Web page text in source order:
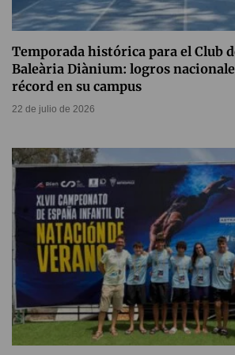
Temporada histórica para el Club
Baleària Diànium: logros
récord en su campus
22 de julio de 2026